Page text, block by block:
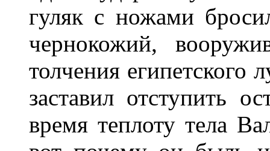
гуляк с ножами
чернокожий,
толчения египетского
заставил отступить
время теплоту тела